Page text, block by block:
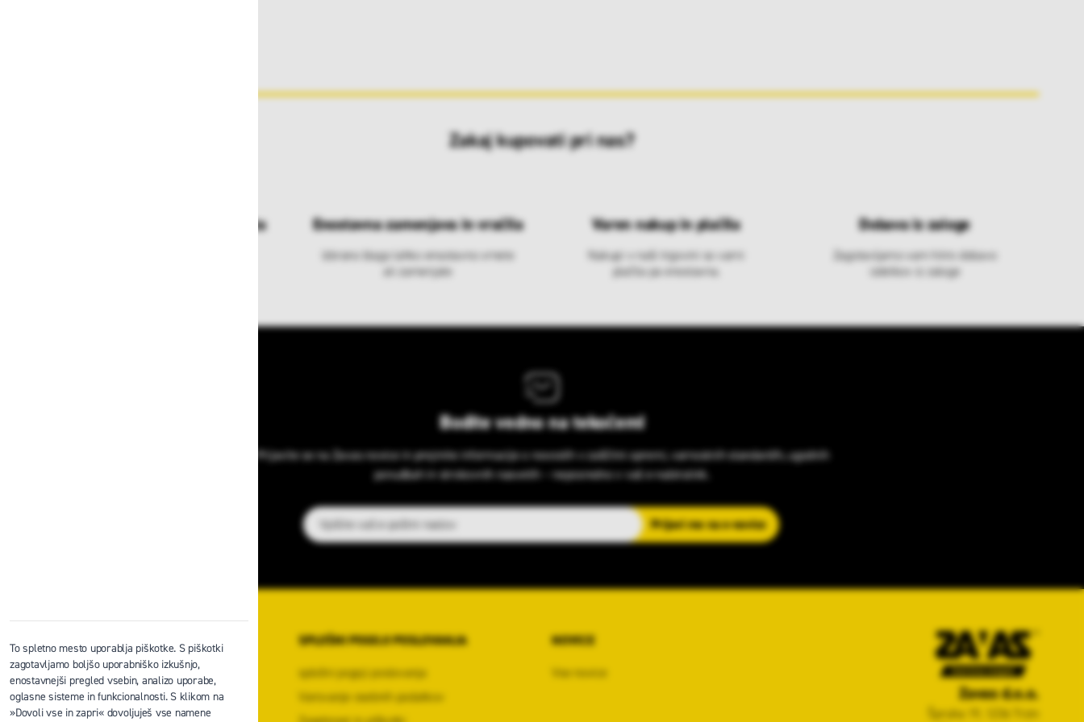
Zakaj kupovati pri nas?
Dostava in prevzemna mesta Enostavna zamenjava in vračila
Izbrano blago lahko ensotavno vrnete
ali zamenjate
Varen nakup in plačila
Nakupi v naši trgovini so varni
plačila pa enostavna.
Dobava iz zaloge
Zagotavljamo vam hitro dobavo
izdelkov iz zaloge
Bodite vedno na tekočem!
Prijavite se na Zavas novice in prejmite informacije o novostih v zaščitni opremi, varnostnih standardih, ugodnih
ponudbah in strokovnih nasvetih – neposredno v vaš e-nabiralnik.
E-poštni naslov
Prijavi me na e-novice
O podjetju
Kontaktni center podjetja
SPLOŠNI POGOJI POSLOVANJA
splošni pogoji poslovanja
Varovanje osebnih podatkov
NOVICE
Vse novice
Zavas d.o.o.
Špruha 19, 1236 Trzin
To spletno mesto uporablja piškotke. S piškotki
zagotavljamo boljšo uporabniško izkušnjo,
enostavnejši pregled vsebin, analizo uporabe,
oglasne sisteme in funkcionalnosti. S klikom na
»Dovoli vse in zapri« dovoljuješ vse namene